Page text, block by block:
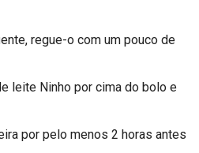
regue-o com um pouco de
leite Ninho por cima do bolo e
por pelo menos 2 horas antes